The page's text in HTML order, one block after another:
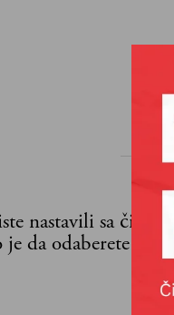
nastavili sa
da odaberete